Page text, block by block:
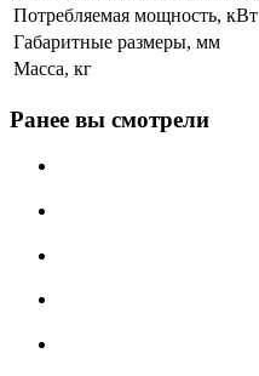
Потребляемая мощность, кВт
Габаритные размеры, мм
Масса, кг
Ранее вы смотрели